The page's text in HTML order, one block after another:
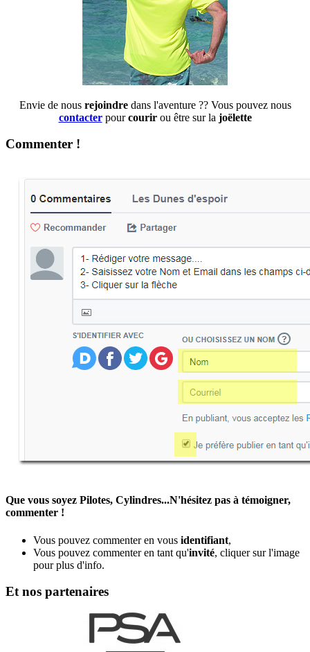
Envie de nous rejoindre dans l'aventure ?? Vous pouvez nous
contacterpourcourir ou être sur la joëlette
Commenter !
Que vous soyez Pilotes, Cylindres...N'hésitez pas à témoigner,
commenter !
Vous pouvez commenter en vous identifiant,
Vous pouvez commenter en tant qu'invité, cliquer sur l'image
pour plus d'info.
Et nos partenaires